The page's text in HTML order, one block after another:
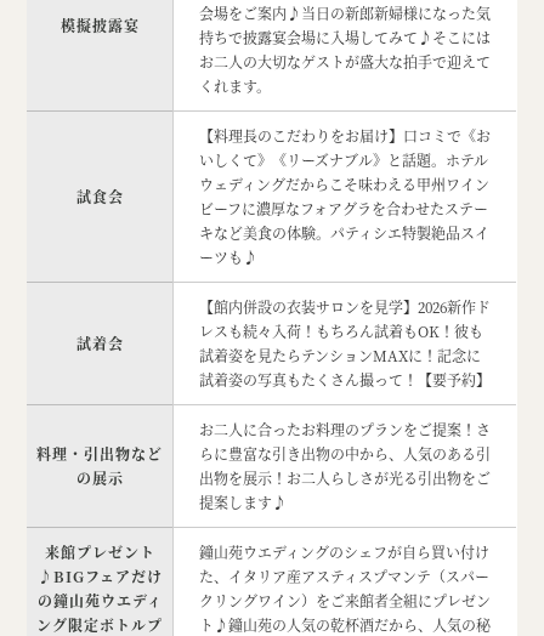
模擬披露宴
会場をご案内♪当日の新郎新婦様になった気
持ちで披露宴会場に入場してみて♪そこには
お二人の大切なゲストが盛大な拍手で迎えて
くれます。
試食会
【料理長のこだわりをお届け】口コミで《お
いしくて》《リーズナブル》と話題。ホテル
ウェディングだからこそ味わえる甲州ワイン
ビーフに濃厚なフォアグラを合わせたステー
キなど美食の体験。パティシエ特製絶品スイ
ーツも♪
試着会
【館内併設の衣装サロンを見学】2026新作ド
レスも続々入荷！もちろん試着もOK！彼も
試着姿を見たらテンションMAXに！記念に
試着姿の写真もたくさん撮って！【要予約】
料理・引出物など
の展示
お二人に合ったお料理のプランをご提案！さ
らに豊富な引き出物の中から、人気のある引
出物を展示！お二人らしさが光る引出物をご
提案します♪
来館プレゼント
♪BIGフェアだけ
の鐘山苑ウエディ
ング限定ボトルプ
鐘山苑ウエディングのシェフが自ら買い付け
た、イタリア産アスティスプマンテ（スパー
クリングワイン）をご来館者全組にプレゼン
ト♪鐘山苑の人気の乾杯酒だから、人気の秘